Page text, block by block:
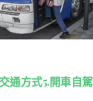
通方式5.開車自駕